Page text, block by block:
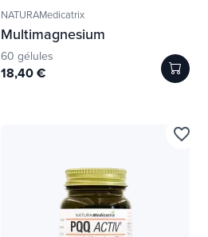
NATURAMedicatrix
Multimagnesium
60 gélules
18,40 €
favorite_border